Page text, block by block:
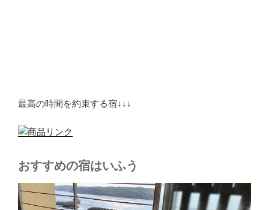
最高の時間を約束する宿↓↓↓
おすすめの宿はいふう